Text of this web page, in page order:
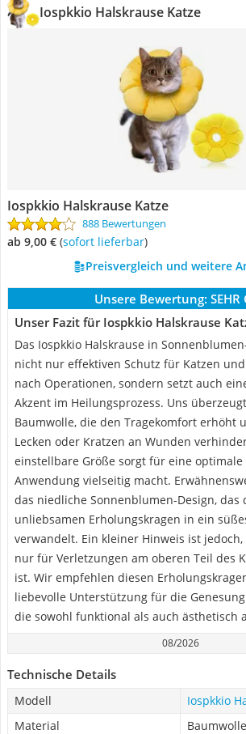
Iospkkio Halskrause Katze
Iospkkio Halskrause Katze
888 Bewertungen
ab 9,00 € ( Sofort lieferbar)
Preisvergleich und weitere
Unsere Bewertung: SEHR
Unser Fazit für Iospkkio Halskrause
Das Iospkkio Halskrause in
nicht nur effektiven Schutz für Katzen
nach Operationen, sondern setzt auch
Akzent im Heilungsprozess. Uns
Baumwolle, die den Tragekomfort erhöht
Lecken oder Kratzen an Wunden
einstellbare Größe sorgt für eine optimale
Anwendung vielseitig macht.
das niedliche Sonnenblumen-Design, das
unliebsamen Erholungskragen in ein
verwandelt. Ein kleiner Hinweis ist jedoch,
nur für Verletzungen am oberen Teil des
ist. Wir empfehlen diesen
liebevolle Unterstützung für die
die sowohl funktional als auch ästhetisch
08/2026
Technische Details
Modell
Iospkkio
Material
Baumwolle